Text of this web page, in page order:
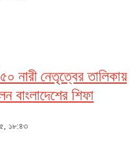
৫০ নারী নেতৃত্বের তালিকায়
বাংলাদেশের শিফা
১৮:৪৩